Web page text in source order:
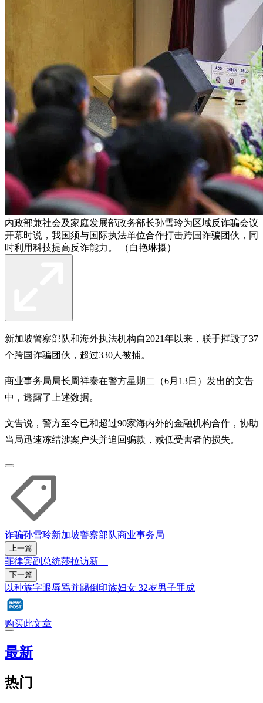
内政部兼社会及家庭发展部政务部长孙雪玲为区域反诈骗会议
开幕时说，我国须与国际执法单位合作打击跨国诈骗团伙，同
时利用科技提高反诈能力。 （白艳琳摄）
新加坡警察部队和海外执法机构自2021年以来，联手摧毁了37
个跨国诈骗团伙，超过330人被捕。
商业事务局局长周祥泰在警方星期二（6月13日）发出的文告
中，透露了上述数据。
文告说，警方至今已和超过90家海内外的金融机构合作，协助
当局迅速冻结涉案户头并追回骗款，减低受害者的损失。
诈骗孙雪玲新加坡警察部队商业事务局
上一篇
菲律宾副总统莎拉访新
下一篇
以种族字眼辱骂并踢倒印族妇女 32岁男子罪成
购买此文章
最新
热门